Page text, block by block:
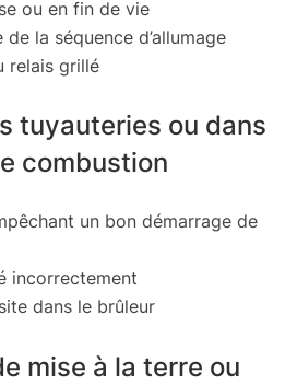
ou en fin de vie
la séquence d’allumage
relais grillé
tuyauteries ou dans
combustion
un bon démarrage de
incorrectement
dans le brûleur
mise à la terre ou